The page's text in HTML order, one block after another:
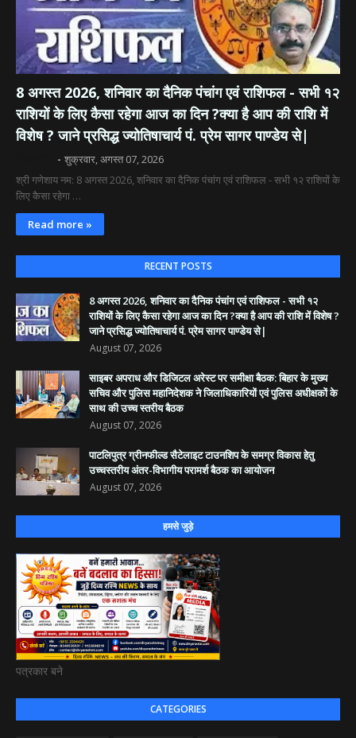
8 अगस्त 2026, शनिवार का दैनिक पंचांग एवं राशिफल - सभी १२
राशियों के लिए कैसा रहेगा आज का दिन ?क्या है आप की राशि में
विशेष ? जाने प्रसिद्ध ज्योतिषाचार्य पं. प्रेम सागर पाण्डेय से|
शुक्रवार, अगस्त 07, 2026
श्री गणेशाय नम: 8 अगस्त 2026, शनिवार का दैनिक पंचांग एवं राशिफल - सभी १२ राशियों के
लिए कैसा रहेगा …
Read more »
RECENT POSTS
8 अगस्त 2026, शनिवार का दैनिक पंचांग एवं राशिफल - सभी १२
राशियों के लिए कैसा रहेगा आज का दिन ?क्या है आप की राशि में विशेष ?
जाने प्रसिद्ध ज्योतिषाचार्य पं. प्रेम सागर पाण्डेय से|
August 07, 2026
साइबर अपराध और डिजिटल अरेस्ट पर समीक्षा बैठक: बिहार के मुख्य
सचिव और पुलिस महानिदेशक ने जिलाधिकारियों एवं पुलिस अधीक्षकों के
साथ की उच्च स्तरीय बैठक
August 07, 2026
पाटलिपुत्र ग्रीनफील्ड सैटेलाइट टाउनशिप के समग्र विकास हेतु
उच्चस्तरीय अंतर-विभागीय परामर्श बैठक का आयोजन
August 07, 2026
हमसे जुड़े
पत्रकार बने
CATEGORIES